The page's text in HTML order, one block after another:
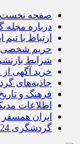
صفحه نخست
درباره
ارتباط با
حریم شخصی
شرایط
خرید آگهی از
جاذبه‌های
فرهنگ و
اطلاعات
ایران همسفر
گردشگری 724